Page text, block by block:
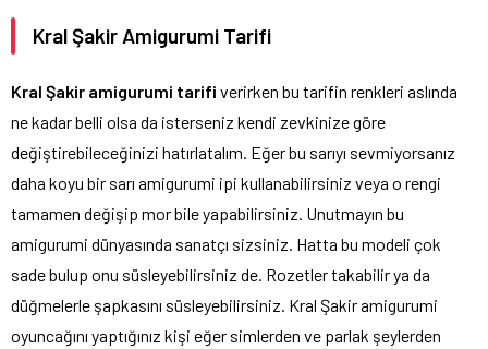
Kral Şakir Amigurumi Tarifi
Kral Şakir amigurumi tarifi verirken bu tarifin renkleri aslında
ne kadar belli olsa da isterseniz kendi zevkinize göre
değiştirebileceğinizi hatırlatalım. Eğer bu sarıyı sevmiyorsanız
daha koyu bir sarı amigurumi ipi kullanabilirsiniz veya o rengi
tamamen değişip mor bile yapabilirsiniz. Unutmayın bu
amigurumi dünyasında sanatçı sizsiniz. Hatta bu modeli çok
sade bulup onu süsleyebilirsiniz de. Rozetler takabilir ya da
düğmelerle şapkasını süsleyebilirsiniz. Kral Şakir amigurumi
oyuncağını yaptığınız kişi eğer simlerden ve parlak şeylerden